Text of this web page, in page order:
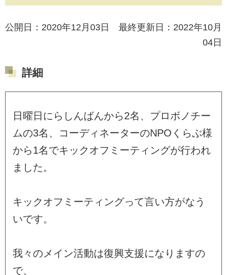
公開日：2020年12月03日 最終更新日：2022年10月
04日
詳細
日 曜 日 に ら し んばんから2名 、 プロボ ノ チー
ムの3名 、 コ ーディ ネーターのNPO く らぶ様
から1名でキ ッ クオフ ミ ーテ ィ ングが行われ
ま した。
キ ッ クオフ ミ ーテ ィ ングって言い方がなう
いです。
我 々の メ イ ン活動は復興支援にな り ま すの
で、